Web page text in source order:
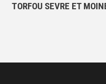
TORFOU SEVRE ET